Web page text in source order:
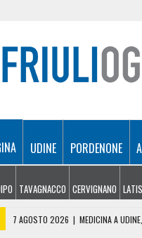
UDINE PORDENONE
TAVAGNACCO CERVIGNANO
7 AGOSTO 2026 | MEDICINA A